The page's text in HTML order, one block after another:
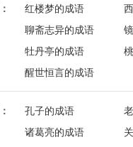
： 红楼梦的成语
聊斋志异的成语
牡丹亭的成语
醒世恒言的成语
： 孔子的成语
诸葛亮的成语